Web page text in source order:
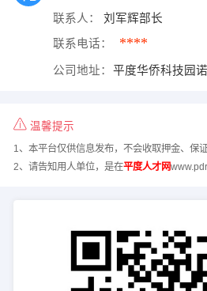
联系人： 刘军辉部长
联系电话： ****
公司地址： 平度华侨科技园
温馨提示
1、本平台仅供信息发布，不会收取押金、保证
2、请告知用人单位，是在平度人才网